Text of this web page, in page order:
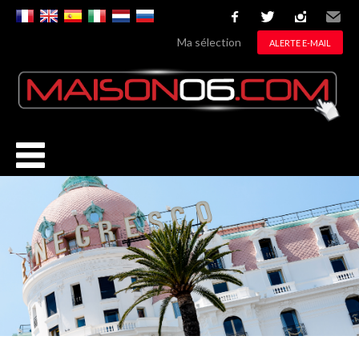
facebooktwitterinstagram
Email
Ma sélection ALERTE E-MAIL